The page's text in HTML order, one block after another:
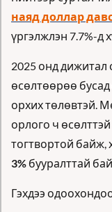
наяд доллар
үргэлжлэн 7.7%-д
2025 онд дижитал
өсөлтөөрөө
орхих төлөвтэй.
орлого ч
3% бууралттай
Гэхдээ